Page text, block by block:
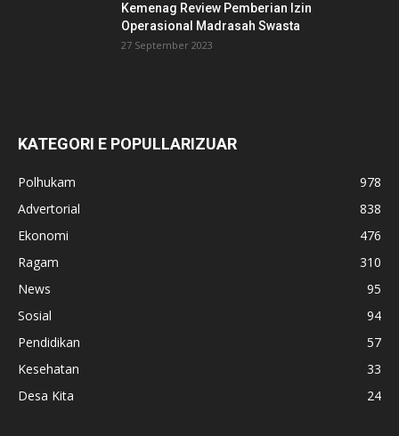
Kemenag Review Pemberian Izin
Operasional Madrasah Swasta
27 September 2023
KATEGORI E POPULLARIZUAR
Polhukam
978
Advertorial
838
Ekonomi
476
Ragam
310
News
95
Sosial
94
Pendidikan
57
Kesehatan
33
Desa Kita
24